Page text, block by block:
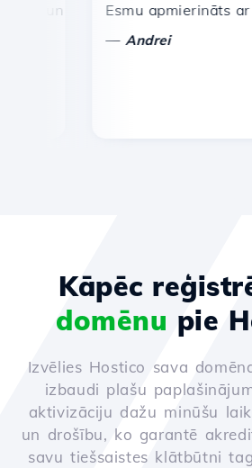
un efektīva tehniskā atbalsta
Esmu apmierināts ar
Andrei
Kāpēc
domēnu pie
Izvēlies Hostico sava
izbaudi plašu
aktivizāciju dažu minūšu
un drošību, ko garantē
savu tiešsaistes klātbūtni